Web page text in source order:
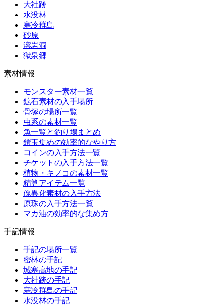
大社跡
水没林
寒冷群島
砂原
溶岩洞
獄泉郷
素材情報
モンスター素材一覧
鉱石素材の入手場所
骨塚の場所一覧
虫系の素材一覧
魚一覧と釣り場まとめ
鎧玉集めの効率的なやり方
コインの入手方法一覧
チケットの入手方法一覧
植物・キノコの素材一覧
精算アイテム一覧
傀異化素材の入手方法
原珠の入手方法一覧
マカ油の効率的な集め方
手記情報
手記の場所一覧
密林の手記
城塞高地の手記
大社跡の手記
寒冷群島の手記
水没林の手記